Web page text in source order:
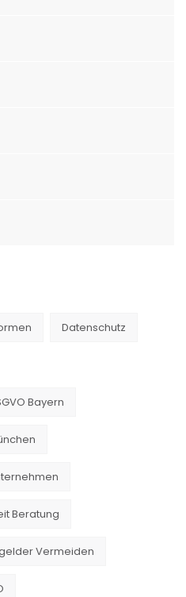
Datenschutz
Bayern
Beratung
Vermeiden